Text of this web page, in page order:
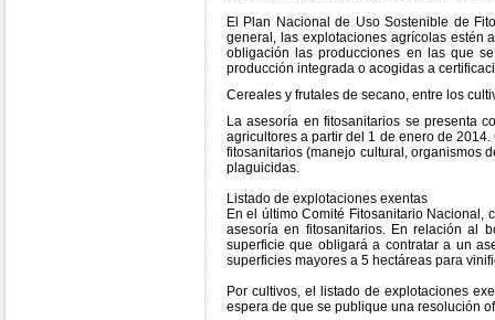
El Plan Nacional de Uso Sostenible de
general, las explotaciones agrícolas estén
obligación las producciones en las que
producción integrada o acogidas a
Cereales y frutales de secano, entre los
La asesoría en fitosanitarios se presenta
agricultores a partir del 1 de enero de
fitosanitarios (manejo cultural, organismos
plaguicidas.
Listado de explotaciones exentas
En el último Comité Fitosanitario
asesoría en fitosanitarios. En relación al
superficie que obligará a contratar a un
superficies mayores a 5 hectáreas para
Por cultivos, el listado de explotaciones
espera de que se publique una resolución